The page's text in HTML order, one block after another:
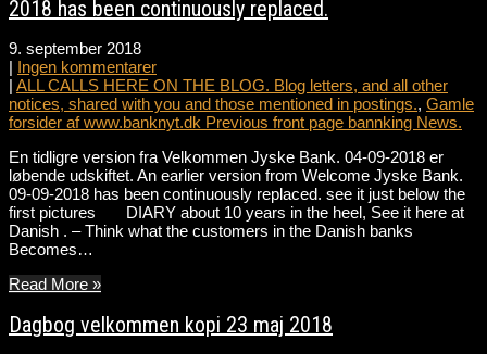
2018 has been continuously replaced.
9. september 2018
| Ingen kommentarer
| ALL CALLS HERE ON THE BLOG. Blog letters, and all other
notices, shared with you and those mentioned in postings., Gamle
forsider af www.banknyt.dk Previous front page bannking News.
En tidligre version fra Velkommen Jyske Bank. 04-09-2018 er
løbende udskiftet. An earlier version from Welcome Jyske Bank.
09-09-2018 has been continuously replaced. see it just below the
first pictures DIARY about 10 years in the heel, See it here at
Danish . – Think what the customers in the Danish banks
Becomes…
Read More »
Dagbog velkommen kopi 23 maj 2018